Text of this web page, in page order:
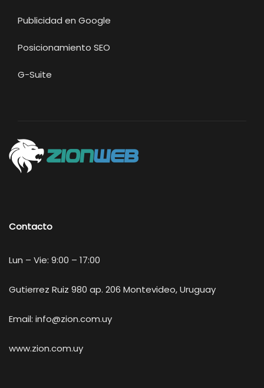
Publicidad en Google
Posicionamiento SEO
G-Suite
Contacto
Lun – Vie: 9:00 – 17:00
Gutierrez Ruiz 980 ap. 206 Montevideo, Uruguay
Email: info@zion.com.uy
www.zion.com.uy